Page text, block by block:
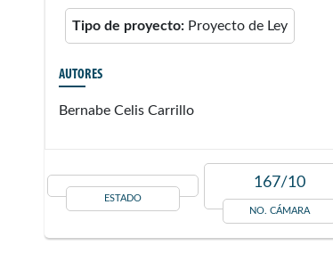
Tipo de proyecto: Proyecto de Ley
AUTORES
Bernabe Celis Carrillo
ESTADO
167/10
NO. CÁMARA